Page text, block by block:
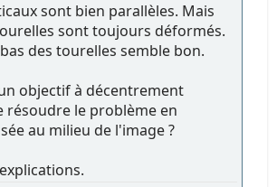
sont bien parallèles. Mais
sont toujours déformés.
des tourelles semble bon.
objectif à décentrement
résoudre le problème en
au milieu de l'image ?